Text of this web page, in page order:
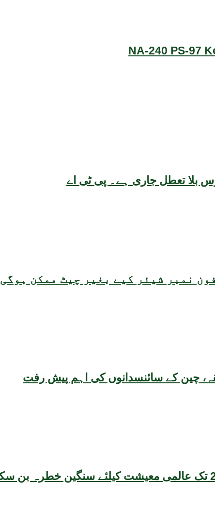
NA-240 PS-97
بلا تعطل جاری ہے۔ پی ٹی اے
نمبر شیئر کیے بغیر چیٹ ممکن ہوگی
چین کے سائنسدانوں کی اہم پیش رفت